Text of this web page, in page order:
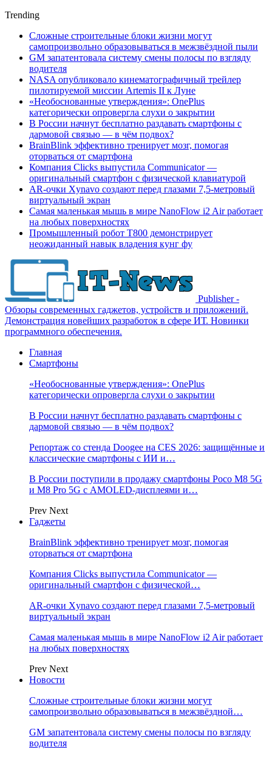
Trending
Сложные строительные блоки жизни могут
самопроизвольно образовываться в межзвёздной пыли
GM запатентовала систему смены полосы по взгляду
водителя
NASA опубликовало кинематографичный трейлер
пилотируемой миссии Artemis II к Луне
«Необоснованные утверждения»: OnePlus
категорически опровергла слухи о закрытии
В России начнут бесплатно раздавать смартфоны с
дармовой связью — в чём подвох?
BrainBlink эффективно тренирует мозг, помогая
оторваться от смартфона
Компания Clicks выпустила Communicator —
оригинальный смартфон с физической клавиатурой
AR-очки Xynavo создают перед глазами 7,5-метровый
виртуальный экран
Самая маленькая мышь в мире NanoFlow i2 Air работает
на любых поверхностях
Промышленный робот Т800 демонстрирует
неожиданный навык владения кунг фу
Publisher -
Обзоры современных гаджетов, устройств и приложений.
Демонстрация новейших разработок в сфере ИТ. Новинки
программного обеспечения.
Главная
Смартфоны
«Необоснованные утверждения»: OnePlus
категорически опровергла слухи о закрытии
В России начнут бесплатно раздавать смартфоны с
дармовой связью — в чём подвох?
Репортаж со стенда Doogee на CES 2026: защищённые и
классические смартфоны с ИИ и…
В России поступили в продажу смартфоны Poco M8 5G
и M8 Pro 5G с AMOLED-дисплеями и…
Prev Next
Гаджеты
BrainBlink эффективно тренирует мозг, помогая
оторваться от смартфона
Компания Clicks выпустила Communicator —
оригинальный смартфон с физической…
AR-очки Xynavo создают перед глазами 7,5-метровый
виртуальный экран
Самая маленькая мышь в мире NanoFlow i2 Air работает
на любых поверхностях
Prev Next
Новости
Сложные строительные блоки жизни могут
самопроизвольно образовываться в межзвёздной…
GM запатентовала систему смены полосы по взгляду
водителя